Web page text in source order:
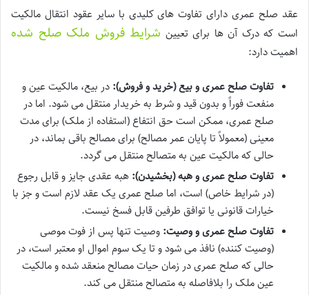
عقد صلح عمری دارای تفاوت های کلیدی با سایر عقود انتقال مالکیت
است که درک آن ها برای تعیین شرایط فروش ملک صلح شده
اهمیت دارد:
تفاوت صلح عمری و بیع (خرید و فروش): در بیع، مالکیت عین و
منفعت فوراً و بدون قید و شرط به خریدار منتقل می شود. اما در
صلح عمری، ممکن است حق انتفاع (استفاده از ملک) برای مدت
معینی (معمولاً تا پایان عمر مصالح) برای مصالح باقی بماند، در
حالی که مالکیت عین به متصالح منتقل می گردد.
تفاوت صلح عمری و هبه (بخشیدن): هبه عقدی جایز و قابل رجوع
(در شرایط خاص) است، اما صلح عمری یک عقد لازم است و جز با
خیارات قانونی یا توافق طرفین قابل فسخ نیست.
تفاوت صلح عمری و وصیت: وصیت تنها پس از فوت موصی
(وصیت کننده) نافذ می شود و تا یک سوم اموال او معتبر است، در
حالی که صلح عمری در زمان حیات مصالح منعقد شده و مالکیت
عین ملک را بلافاصله به متصالح منتقل می کند.